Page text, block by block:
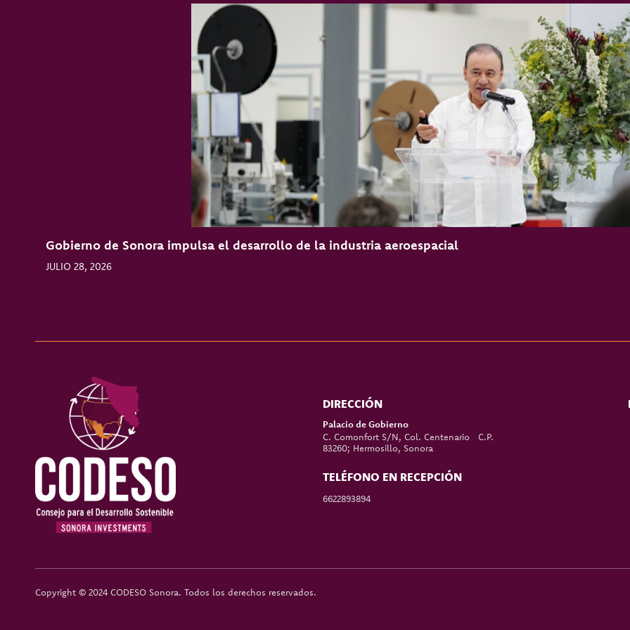
Gobierno de Sonora impulsa el desarrollo de la industria aeroespacial
JULIO 28, 2026
DIRECCIÓN
Palacio de Gobierno
C. Comonfort S/N, Col. Centenario C.P.
83260; Hermosillo, Sonora
TELÉFONO EN RECEPCIÓN
6622893894
Copyright © 2024 CODESO Sonora. Todos los derechos reservados.